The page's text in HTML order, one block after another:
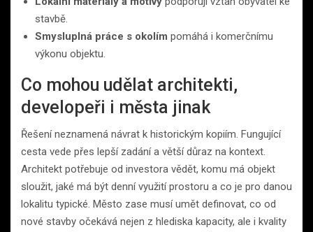
stavbě.
Smysluplná práce s okolím pomáhá i komerčnímu
výkonu objektu.
Co mohou udělat architekti,
developeři i města jinak
Řešení neznamená návrat k historickým kopiím. Fungující
cesta vede přes lepší zadání a větší důraz na kontext.
Architekt potřebuje od investora vědět, komu má objekt
sloužit, jaké má být denní využití prostoru a co je pro danou
lokalitu typické. Město zase musí umět definovat, co od
nové stavby očekává nejen z hlediska kapacity, ale i kvality